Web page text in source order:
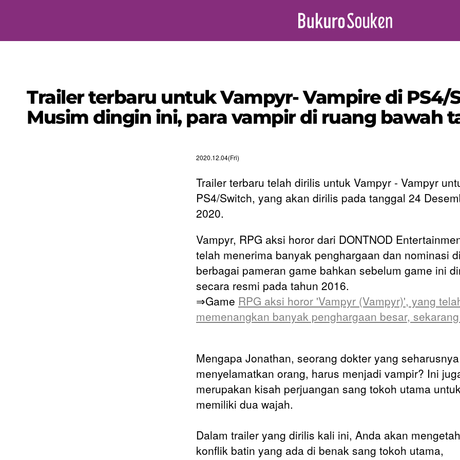
Trailer terbaru untuk Vampyr- Vampire di PS4/
Musim dingin ini, para vampir di ruang bawah
2020.12.04(Fri)
Trailer terbaru telah dirilis untuk Vampyr - Vampyr
PS4/Switch, yang akan dirilis pada tanggal 24
2020.
Vampyr, RPG aksi horor dari DONTNOD
telah menerima banyak penghargaan dan nominasi di
berbagai pameran game bahkan sebelum game ini
secara resmi pada tahun 2016.
⇒Game RPG aksi horor 'Vampyr (Vampyr)', yang
memenangkan banyak penghargaan besar,
Mengapa Jonathan, seorang dokter yang seharusnya
menyelamatkan orang, harus menjadi vampir? Ini
merupakan kisah perjuangan sang tokoh utama
memiliki dua wajah.
Dalam trailer yang dirilis kali ini, Anda akan
konflik batin yang ada di benak sang tokoh utama,